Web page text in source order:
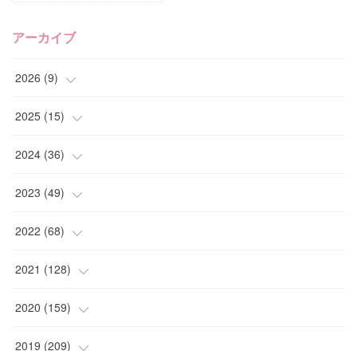
アーカイブ
2026 (9)
(4)
(2)
(1)
(2)
2025 (15)
(4)
(2)
(2)
(3)
( 1)
2024 (36)
(2)
(2)
(1)
( 4)
( 3)
2023 (49)
(1)
(2)
( 5)
(5)
2022 (68)
(6)
( 6)
(3)
2021 (128)
(10)
(9)
2020 (159)
(15)
2019 (209)